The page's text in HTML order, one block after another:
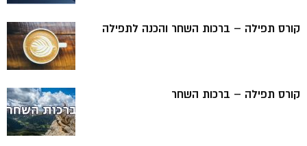
קורס תפילה – ברכות השחר והכנה לתפילה
קורס תפילה – ברכות השחר